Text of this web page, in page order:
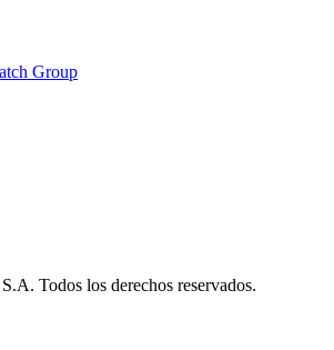
Group
Todos los derechos reservados.